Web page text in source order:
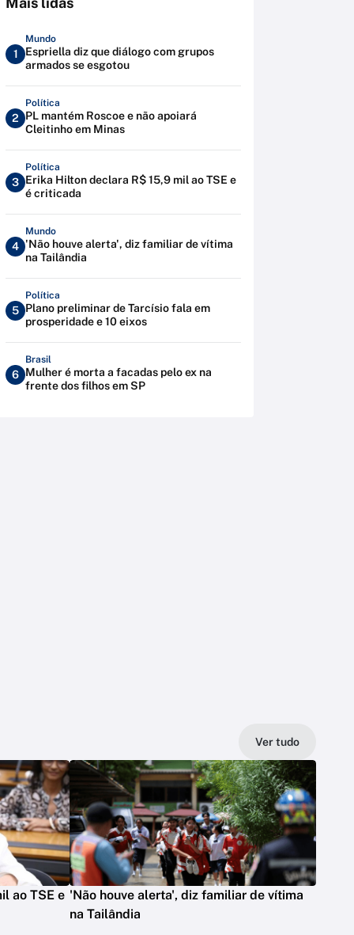
1
Mundo
Espriella diz que diálogo com grupos
armados se esgotou
2
Política
PL mantém Roscoe e não apoiará
Cleitinho em Minas
3
Política
Erika Hilton declara R$ 15,9 mil ao TSE e
é criticada
4
Mundo
'Não houve alerta', diz familiar de vítima
na Tailândia
5
Política
Plano preliminar de Tarcísio fala em
prosperidade e 10 eixos
6
Brasil
Mulher é morta a facadas pelo ex na
frente dos filhos em SP
Ver tudo
ao TSE e 'Não houve alerta', diz familiar de vítima
na Tailândia